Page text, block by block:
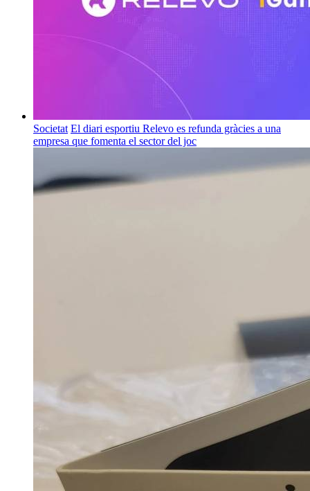
Societat El diari esportiu Relevo es refunda gràcies a una
empresa que fomenta el sector del joc